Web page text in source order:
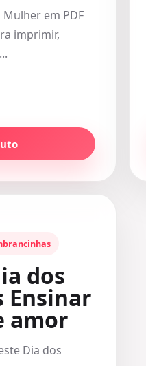
em PDF
imprimir,
dos
Ensinar
amor
Dia dos